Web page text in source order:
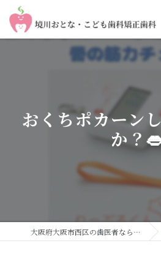
おくちポカーン
か？
大阪府大阪市西区の歯医者なら境川おとな・こども歯科 矯正歯科